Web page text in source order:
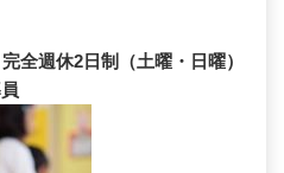
週休2日制（土曜・日曜）